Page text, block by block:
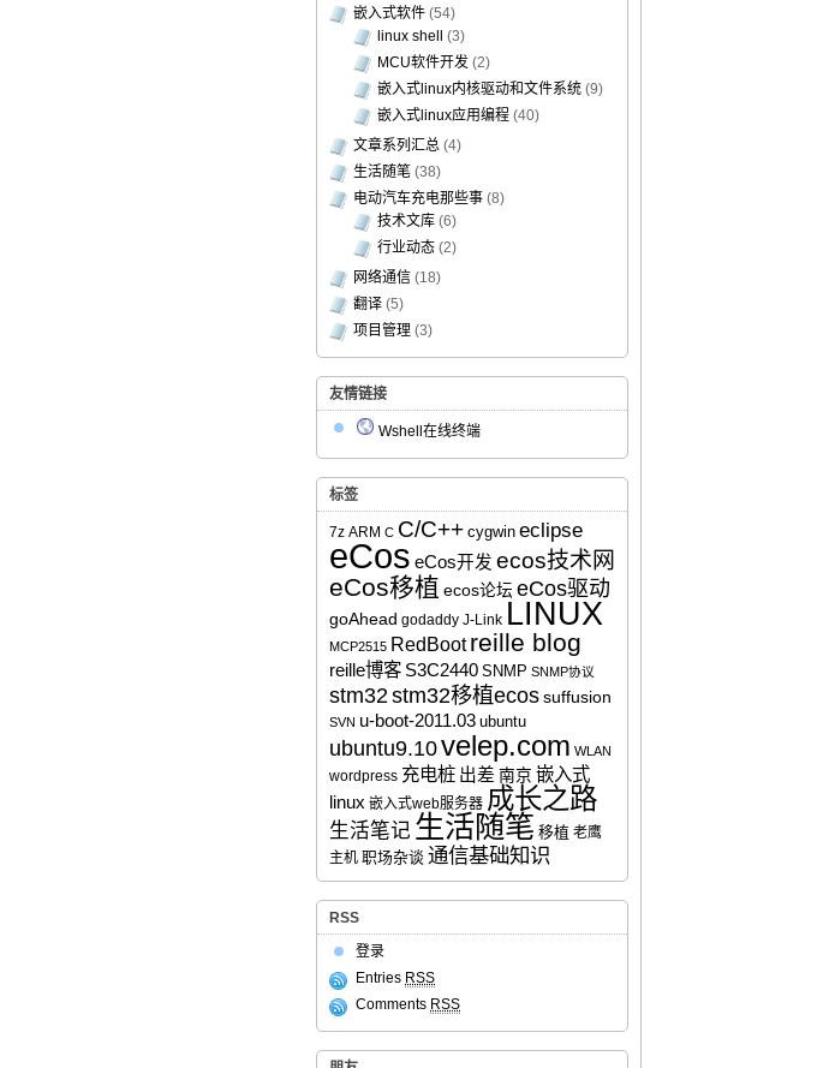
嵌入式软件 (54)
linux shell
(3)
MCU软件开发 (2)
嵌入式linux内核驱动和文件系统 (9)
嵌入式linux应用编程 (40)
文章系列汇总 (4)
生活随笔 (38)
电动汽车充电那些事 (8)
技术文库 (6)
行业动态 (2)
网络通信 (18)
翻译 (5)
项目管理 (3)
友情链接
Wshell在线终端
标签
7z ARM C C/C++ cygwin eclipse
eCos eCos开发 ecos技术网
eCos移植 ecos论坛 eCos驱动
goAhead godaddy J-Link LINUX
MCP2515 RedBoot reille blog
reille博客 S3C2440 SNMP SNMP协议
stm32stm32移植ecos suffusion
SVN u-boot-2011.03 ubuntu
ubuntu9.10velep.com WLAN
wordpress 充电桩 出差 南京 嵌入式
linux 嵌入式web服务器 成长之路
生活笔记 生活随笔 移植 老鹰
主机 职场杂谈 通信基础知识
RSS
登录
Entries RSS
Comments RSS